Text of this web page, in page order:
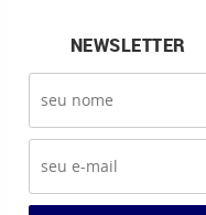
NEWSLETTER